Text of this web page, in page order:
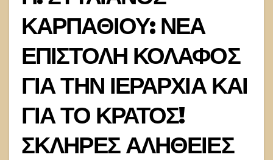
ΚΑΡΠΑΘΙΟΥ: ΝΕΑ
ΕΠΙΣΤΟΛΗ ΚΟΛΑΦΟΣ
ΓΙΑ ΤΗΝ ΙΕΡΑΡΧΙΑ ΚΑΙ
ΓΙΑ ΤΟ ΚΡΑΤΟΣ!
ΣΚΛΗΡΕΣ ΑΛΗΘΕΙΕΣ